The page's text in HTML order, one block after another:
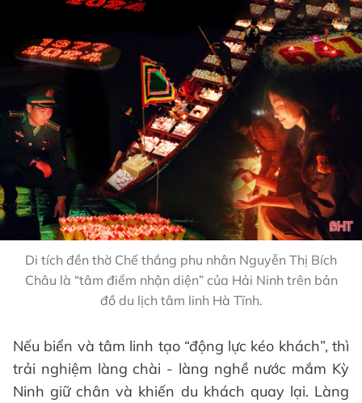
Di tích đền thờ Chế thắng phu nhân Nguyễn Thị Bích
Châu là “tâm điểm nhận diện” của Hải Ninh trên bản
đồ du lịch tâm linh Hà Tĩnh.
Nếu biển và tâm linh tạo “động lực kéo khách”, thì
trải nghiệm làng chài - làng nghề nước mắm Kỳ
Ninh giữ chân và khiến du khách quay lại. Làng